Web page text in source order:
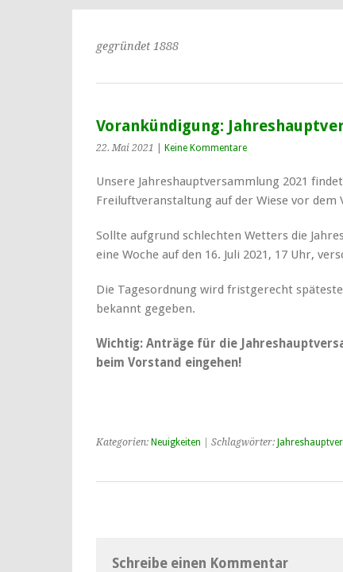
gegründet 1888
Vorankündigung:
22. Mai 2021 Keine Kommentare
Unsere Jahreshauptversammlung 2021
Freiluftveranstaltung auf der Wiese vor dem
Sollte aufgrund schlechten Wetters die
eine Woche auf den 16. Juli 2021, 17 Uhr,
Die Tagesordnung wird fristgerecht
bekannt gegeben.
Wichtig: Anträge für die
beim Vorstand eingehen!
Kategorien: Neuigkeiten | Schlagwörter:
Schreibe einen Kommentar